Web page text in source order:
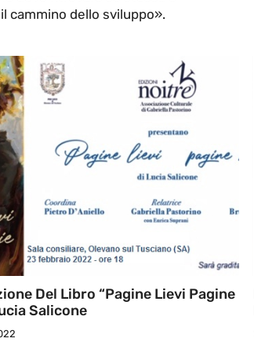
cammino dello sviluppo».
Del Libro “Pagine Lievi Pagine
Salicone